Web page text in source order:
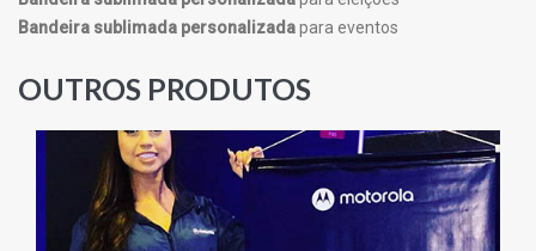
Bandeira sublimada personalizadapara eventos
OUTROS PRODUTOS